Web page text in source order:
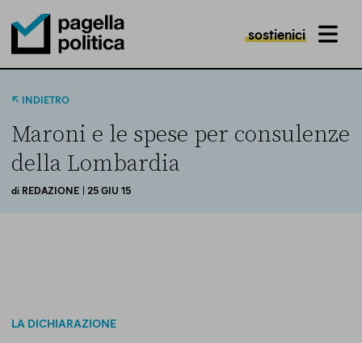
Pagella Politica Logo
sostienici MENU
INDIETRO
Maroni e le spese per consulenze
della Lombardia
di REDAZIONE | 25 GIU 15
LA DICHIARAZIONE